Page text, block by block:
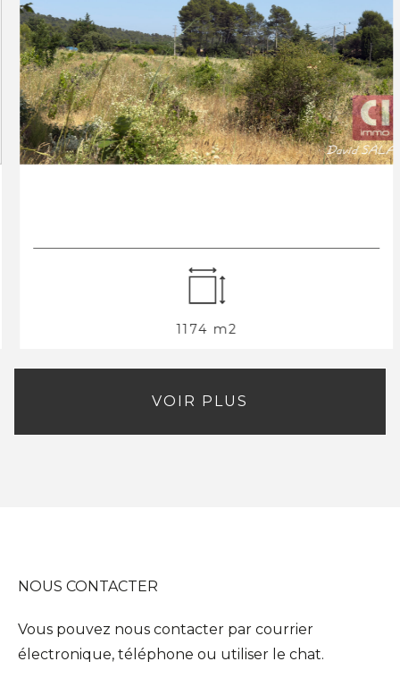
1174 m2
VOIR PLUS
NOUS CONTACTER
Vous pouvez nous contacter par courrier
électronique, téléphone ou utiliser le chat.